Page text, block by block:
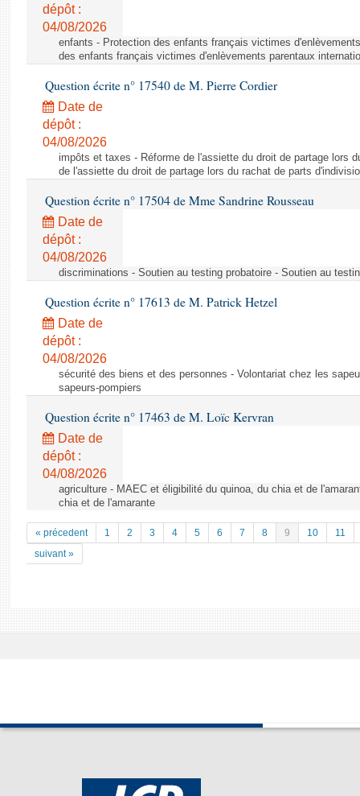
dépôt :
04/08/2026
enfants - Protection des enfants français victimes
des enfants français victimes d'enlèvements parentaux
Question écrite n° 17540 de M. Pierre Cordier
Date de
dépôt :
04/08/2026
impôts et taxes - Réforme de l'assiette du droit de partage lors
de l'assiette du droit de partage lors du rachat de parts
Question écrite n° 17504 de Mme Sandrine Rousseau
Date de
dépôt :
04/08/2026
discriminations - Soutien au testing probatoire - Soutien au
Question écrite n° 17613 de M. Patrick Hetzel
Date de
dépôt :
04/08/2026
sécurité des biens et des personnes - Volontariat chez les
sapeurs-pompiers
Question écrite n° 17463 de M. Loïc Kervran
Date de
dépôt :
04/08/2026
agriculture - MAEC et éligibilité du quinoa, du chia et de
chia et de l'amarante
« précedent 1 2 3 4 5 6 7 8 9 10
11
suivant »